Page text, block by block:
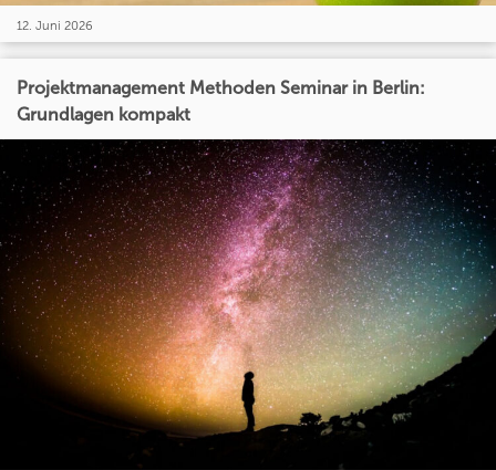
12. Juni 2026
Projektmanagement Methoden Seminar in Berlin:
Grundlagen kompakt